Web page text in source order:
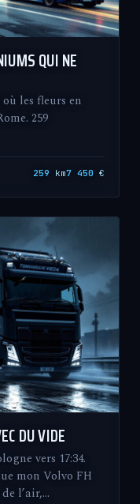
QUI NE
les fleurs en
259
259 km7 450 €
DU VIDE
vers 17:34.
mon Volvo FH
l’air,…